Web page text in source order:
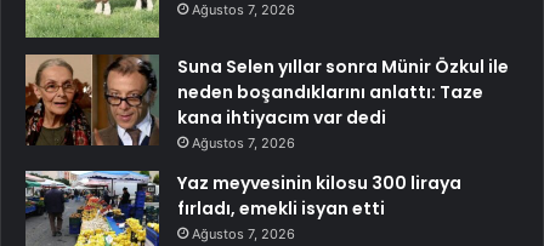
Ağustos 7, 2026
Suna Selen yıllar sonra Münir Özkul ile
neden boşandıklarını anlattı: Taze
kana ihtiyacım var dedi
Ağustos 7, 2026
Yaz meyvesinin kilosu 300 liraya
fırladı, emekli isyan etti
Ağustos 7, 2026